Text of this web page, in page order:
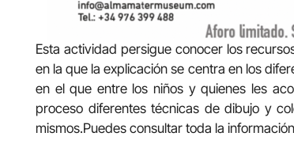
Esta actividad persigue conocer los
en la que la explicación se centra en los
en el que entre los niños y quienes les
proceso diferentes técnicas de dibujo y
mismos.Puedes consultar toda la